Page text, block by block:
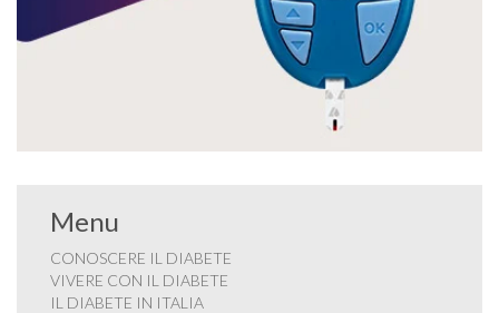
Menu
CONOSCERE IL DIABETE
VIVERE CON IL DIABETE
IL DIABETE IN ITALIA